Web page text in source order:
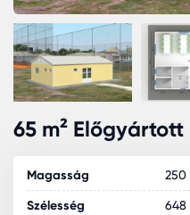
65 m²
Magasság 250
Szélesség 648